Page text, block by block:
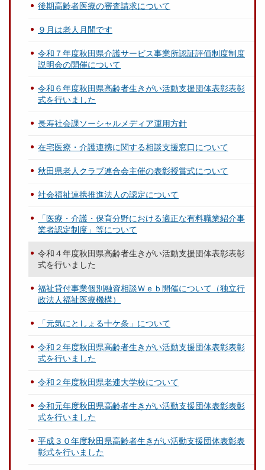
後期高齢者医療の審査請求について
９月は老人月間です
令和７年度秋田県介護サービス事業所認証評価制度制度
説明会の開催について
令和６年度秋田県高齢者生きがい活動支援団体表彰表彰
式を行いました
長寿社会課ソーシャルメディア運用方針
在宅医療・介護連携に関する相談支援窓口について
秋田県老人クラブ連合会主催の表彰授賞式について
社会福祉連携推進法人の認定について
「医療・介護・保育分野における適正な有料職業紹介事
業者認定制度」等について
令和４年度秋田県高齢者生きがい活動支援団体表彰表彰
式を行いました
福祉貸付事業個別融資相談Ｗｅｂ開催について（独立行
政法人福祉医療機構）
「元気にとしょる十ケ条」について
令和２年度秋田県高齢者生きがい活動支援団体表彰表彰
式を行いました
令和２年度秋田県老連大学校について
令和元年度秋田県高齢者生きがい活動支援団体表彰表彰
式を行いました
平成３０年度秋田県高齢者生きがい活動支援団体表彰表
彰式を行いました